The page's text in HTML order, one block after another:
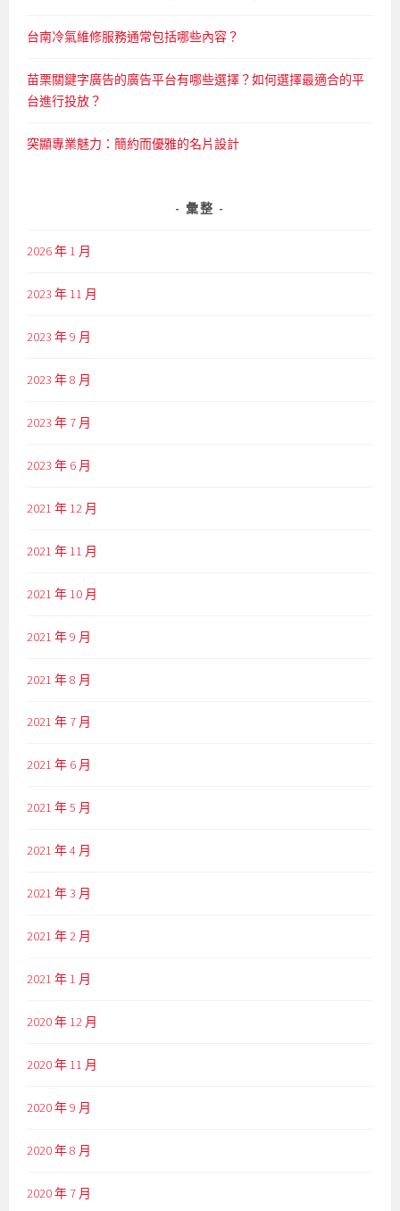
台南冷氣維修服務通常包括哪些內容？
苗栗關鍵字廣告的廣告平台有哪些選擇？如何選擇最適合的平
台進行投放？
突顯專業魅力：簡約而優雅的名片設計
彙整
2026 年 1 月
2023 年 11 月
2023 年 9 月
2023 年 8 月
2023 年 7 月
2023 年 6 月
2021 年 12 月
2021 年 11 月
2021 年 10 月
2021 年 9 月
2021 年 8 月
2021 年 7 月
2021 年 6 月
2021 年 5 月
2021 年 4 月
2021 年 3 月
2021 年 2 月
2021 年 1 月
2020 年 12 月
2020 年 11 月
2020 年 9 月
2020 年 8 月
2020 年 7 月